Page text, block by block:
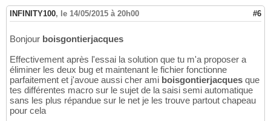
INFINITY100, le 14/05/2015 à 20h00 #6
Bonjour boisgontierjacques
Effectivement après l'essai la solution que tu m'a proposer a
éliminer les deux bug et maintenant le fichier fonctionne
parfaitement et j'avoue aussi cher ami boisgontierjacques que
tes différentes macro sur le sujet de la saisi semi automatique
sans les plus répandue sur le net je les trouve partout chapeau
pour cela